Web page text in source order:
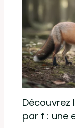
par f : une